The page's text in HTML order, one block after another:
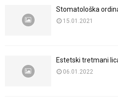
Stomatološka
15.01.2021
Estetski tretmani
06.01.2022